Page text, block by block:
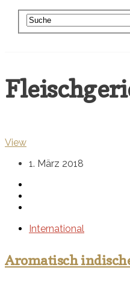
View
1. März 2018
International
Aromatisch